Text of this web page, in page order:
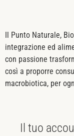
Il Punto Naturale,
integrazione ed
con passione
così a proporre
macrobiotica, per
Il tuo